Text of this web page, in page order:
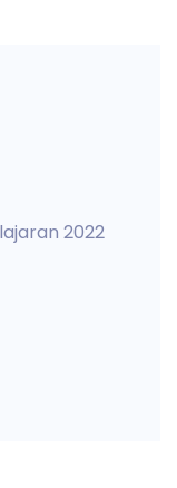
2022